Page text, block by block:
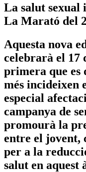
La salut
La Marató del
Aquesta nova
celebrarà el 17
primera que es
més incideixen
especial
campanya de
promourà la
entre el jovent,
per a la
salut en aquest